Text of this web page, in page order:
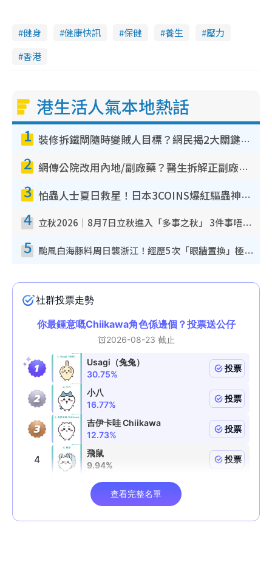
健身 健康快訊 保健 養生
壓力
香港
港生活人氣本地熱話
1 裝修拆鐵閘隨時變賊人目標？網民揭2大關鍵用途：裝新式等於白裝？附新舊鐵閘分別
2 網傳公院改用內地/副廠藥？醫生拆解正副廠分別 揭4類人換藥隨時出事
3 怕蟲人士夏日救星！日本3COINS爆紅驅蟲神器$45起 1招「全程免觸碰」輕鬆搞定小強
4 立秋2026｜8月7日立秋進入「多事之秋」 3件事唔做得！專家教6招開運 清枱頭／銀包納氣接好運
5 颱風白海豚料周日襲浙江！經歷5次「眼牆置換」極罕見 成登陸內地最長途颱風